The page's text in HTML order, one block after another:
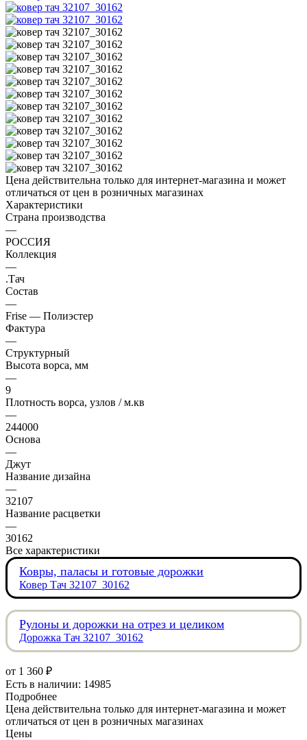
Цена действительна только для интернет-магазина и может
отличаться от цен в розничных магазинах
Характеристики
Страна производства
—
РОССИЯ
Коллекция
—
.Тач
Состав
—
Frise — Полиэстер
Фактура
—
Структурный
Высота ворса, мм
—
9
Плотность ворса, узлов / м.кв
—
244000
Основа
—
Джут
Название дизайна
—
32107
Название расцветки
—
30162
Все характеристики
Ковры, паласы и готовые дорожки
Ковер Тач 32107_30162
Рулоны и дорожки на отрез и целиком
Дорожка Тач 32107_30162
от 1 360 ₽
Есть в наличии: 14985
Подробнее
Цена действительна только для интернет-магазина и может
отличаться от цен в розничных магазинах
Цены